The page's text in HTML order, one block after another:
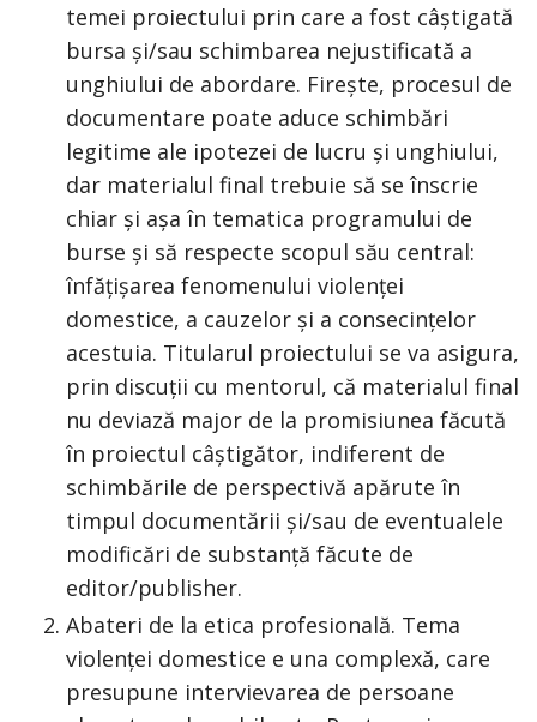
temei proiectului prin care a fost câștigată
bursa și/sau schimbarea nejustificată a
unghiului de abordare. Firește, procesul de
documentare poate aduce schimbări
legitime ale ipotezei de lucru și unghiului,
dar materialul final trebuie să se înscrie
chiar și așa în tematica programului de
burse și să respecte scopul său central:
înfățișarea fenomenului violenței
domestice, a cauzelor și a consecințelor
acestuia. Titularul proiectului se va asigura,
prin discuții cu mentorul, că materialul final
nu deviază major de la promisiunea făcută
în proiectul câștigător, indiferent de
schimbările de perspectivă apărute în
timpul documentării și/sau de eventualele
modificări de substanță făcute de
editor/publisher.
Abateri de la etica profesională. Tema
violenței domestice e una complexă, care
presupune intervievarea de persoane